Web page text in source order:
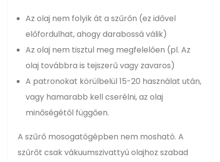
Az olaj nem folyik át a szűrőn (ez idővel
előfordulhat, ahogy darabossá válik)
Az olaj nem tisztul meg megfelelően (pl. Az
olaj továbbra is tejszerű vagy zavaros)
A patronokat körülbelül 15-20 használat után,
vagy hamarabb kell cserélni, az olaj
minőségétől függően.
A szűrő mosogatógépben nem mosható. A
szűrőt csak vákuumszivattyú olajhoz szabad